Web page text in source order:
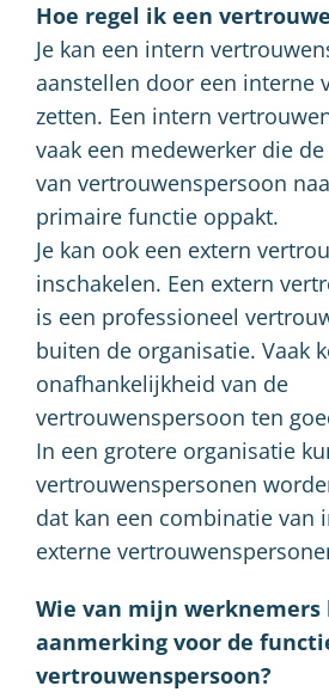
Hoe regel ik een
Je kan een intern
aanstellen door een interne
zetten. Een intern
vaak een medewerker die
van vertrouwenspersoon
primaire functie oppakt.
Je kan ook een extern
inschakelen. Een extern
is een professioneel
buiten de organisatie. Vaak
onafhankelijkheid van de
vertrouwenspersoon ten
In een grotere organisatie
vertrouwenspersonen
dat kan een combinatie van
externe
Wie van mijn
aanmerking voor de
vertrouwenspersoon?